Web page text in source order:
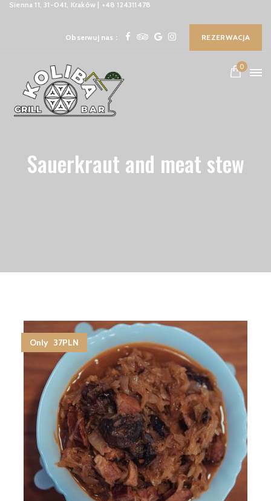
Sienna 11, 31-041, Kraków | +48 124311478
Obserwuj nas : REZERWACJA
0
Sauerkraut and meat stew
Only 37PLN